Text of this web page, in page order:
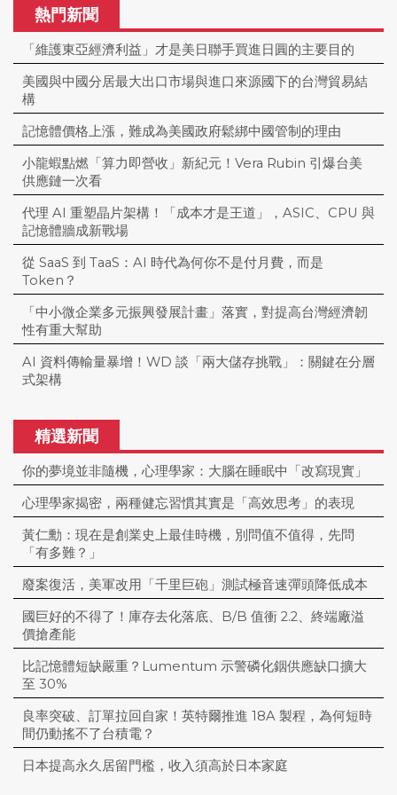
熱門新聞
「維護東亞經濟利益」才是美日聯手買進日圓的主要目的
美國與中國分居最大出口市場與進口來源國下的台灣貿易結
構
記憶體價格上漲，難成為美國政府鬆綁中國管制的理由
小龍蝦點燃「算力即營收」新紀元！Vera Rubin 引爆台美
供應鏈一次看
代理 AI 重塑晶片架構！「成本才是王道」，ASIC、CPU 與
記憶體牆成新戰場
從 SaaS 到 TaaS：AI 時代為何你不是付月費，而是
Token？
「中小微企業多元振興發展計畫」落實，對提高台灣經濟韌
性有重大幫助
AI 資料傳輸量暴增！WD 談「兩大儲存挑戰」：關鍵在分層
式架構
精選新聞
你的夢境並非隨機，心理學家：大腦在睡眠中「改寫現實」
心理學家揭密，兩種健忘習慣其實是「高效思考」的表現
黃仁勳：現在是創業史上最佳時機，別問值不值得，先問
「有多難？」
廢案復活，美軍改用「千里巨砲」測試極音速彈頭降低成本
國巨好的不得了！庫存去化落底、B/B 值衝 2.2、終端廠溢
價搶產能
比記憶體短缺嚴重？Lumentum 示警磷化銦供應缺口擴大
至 30%
良率突破、訂單拉回自家！英特爾推進 18A 製程，為何短時
間仍動搖不了台積電？
日本提高永久居留門檻，收入須高於日本家庭